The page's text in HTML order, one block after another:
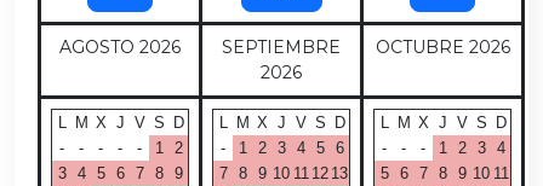
AGOSTO 2026
SEPTIEMBRE
2026
OCTUBRE 2026
M X J V S
D
-
- - - - 1
2
3
4 5 6 7 8
9
M X J V S
D
-
1 2 3 4 5
6
7
8 9 10 11 12 13
M X J V S
D
-
- - 1 2 3
4
5
6 7 8 9 10 11